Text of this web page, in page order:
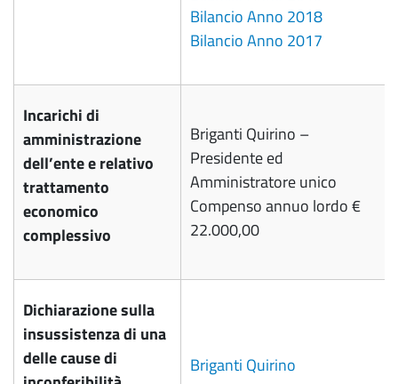
Bilancio Anno 2018
Bilancio Anno 2017
Incarichi di
amministrazione
dell’ente e relativo
trattamento
economico
complessivo
Briganti Quirino –
Presidente ed
Amministratore unico
Compenso annuo lordo €
22.000,00
Dichiarazione sulla
insussistenza di una
delle cause di
Briganti Quirino